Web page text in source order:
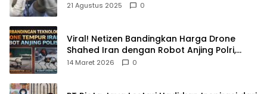
21 Agustus 2025 0
Viral! Netizen Bandingkan Harga Drone
Shahed Iran dengan Robot Anjing Polri,
Selisihnya Capai 5 Kali Lipat
14 Maret 2026 0